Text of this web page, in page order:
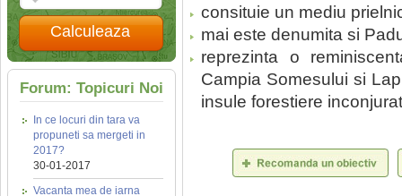
Calculeaza
Forum: Topicuri Noi
In ce locuri din tara va
propuneti sa mergeti in
2017?
30-01-2017
Vacanta mea de iarna
consituie un mediu
mai este denumita si
reprezinta o
Campia Somesului si
insule forestiere